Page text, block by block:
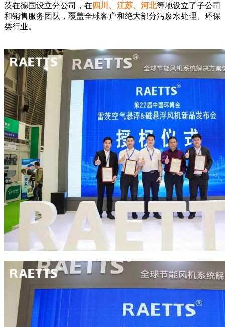
茨在德国设立分公司，在 四川、江苏、河北等地设立了子公司
和销售服务团队，覆盖全球客户和绝大部分污废水处理、环保
类行业。